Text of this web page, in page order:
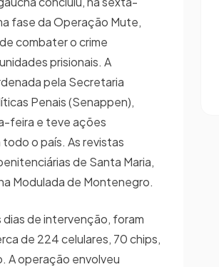
fase da Operação Mute,
combater o crime
prisionais. A
pela Secretaria
Penais (Senappen),
feira e teve ações
o país. As revistas
de Santa Maria,
Modulada de Montenegro.
de intervenção, foram
de 224 celulares, 70 chips,
A operação envolveu